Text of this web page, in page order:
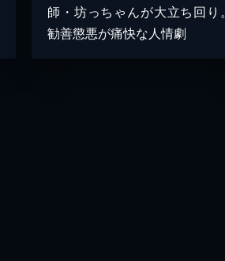
師・坊っちゃんが大立ち回り。
勧善懲悪が痛快な人情劇